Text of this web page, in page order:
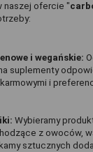
naszej ofercie "
i wegańskie:
suplementy
i
Wybieramy
z owoców,
sztucznych